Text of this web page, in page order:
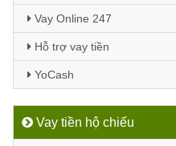
Vay Online 247
Hỗ trợ vay tiền
YoCash
Vay tiền hộ chiếu